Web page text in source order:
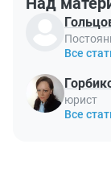
Все
юрист
Все